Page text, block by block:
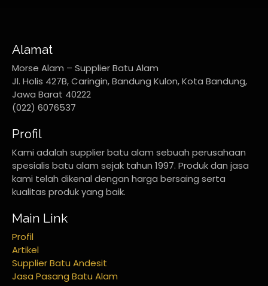
Alamat
Morse Alam – Supplier Batu Alam
Jl. Holis 427B, Caringin, Bandung Kulon, Kota Bandung,
Jawa Barat 40222
(022) 6076537
Profil
Kami adalah supplier batu alam sebuah perusahaan
spesialis batu alam sejak tahun 1997. Produk dan jasa
kami telah dikenal dengan harga bersaing serta
kualitas produk yang baik.
Main Link
Profil
Artikel
Supplier Batu Andesit
Jasa Pasang Batu Alam